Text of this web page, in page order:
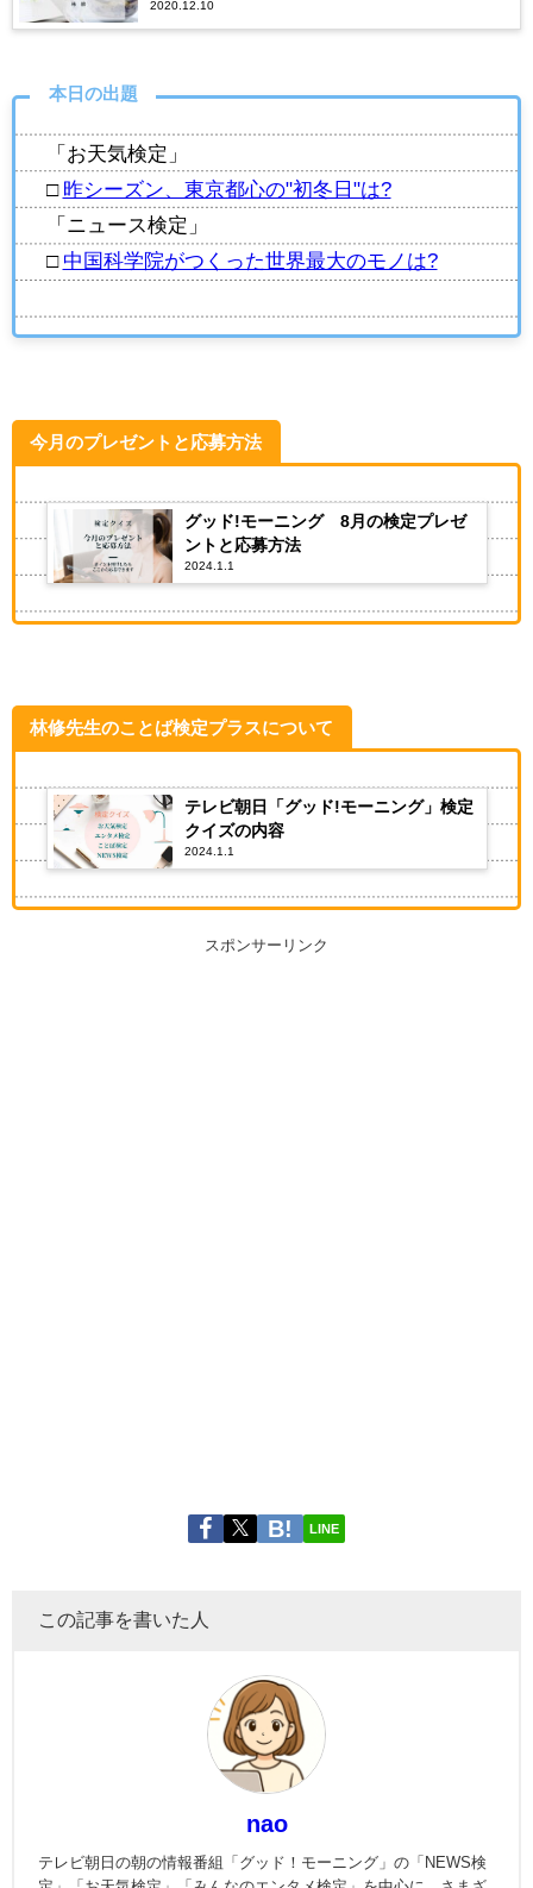
2020.12.10
本日の出題
「お天気検定」
□ 昨シーズン、東京都心の"初冬日"は?
「ニュース検定」
□ 中国科学院がつくった世界最大のモノは?
今月のプレゼントと応募方法
グッド!モーニング 8月の検定プレゼ
ントと応募方法
2024.1.1
林修先生のことば検定プラスについて
テレビ朝日「グッド!モーニング」検定
クイズの内容
2024.1.1
スポンサーリンク
LINE
この記事を書いた人
nao
テレビ朝日の朝の情報番組「グッド！モーニング」の「NEWS検